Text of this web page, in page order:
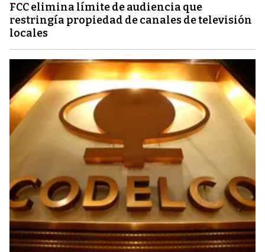
FCC elimina límite de audiencia que
restringía propiedad de canales de televisión
locales